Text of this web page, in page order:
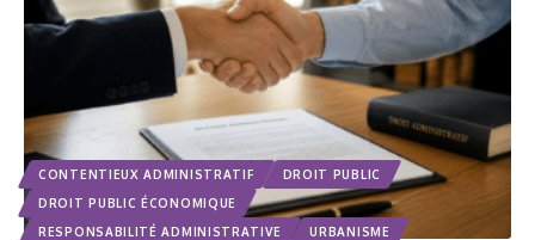
CONTENTIEUX ADMINISTRATIF
DROIT PUBLIC
DROIT PUBLIC ÉCONOMIQUE
RESPONSABILITÉ ADMINISTRATIVE
URBANISME